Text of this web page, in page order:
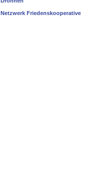
Netzwerk Friedenskooperative